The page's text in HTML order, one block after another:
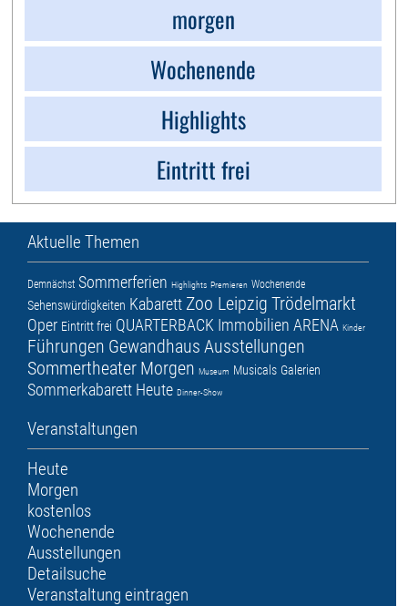
morgen
Wochenende
Highlights
Eintritt frei
Aktuelle Themen
Demnächst Sommerferien Highlights Premieren Wochenende
Sehenswürdigkeiten Kabarett Zoo Leipzig Trödelmarkt
Oper Eintritt frei QUARTERBACK Immobilien ARENA Kinder
Führungen Gewandhaus Ausstellungen
Sommertheater Morgen Museum Musicals Galerien
Sommerkabarett Heute Dinner-Show
Veranstaltungen
Heute
Morgen
kostenlos
Wochenende
Ausstellungen
Detailsuche
Veranstaltung eintragen